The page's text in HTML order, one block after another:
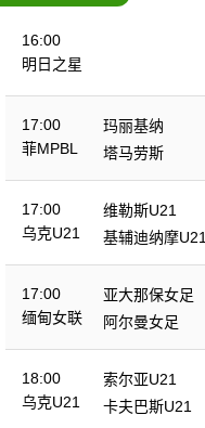
16:00
明日之星
17:00
菲MPBL
玛丽基纳
塔马劳斯
17:00
乌克U21
维勒斯U21
基辅迪纳摩U21
17:00
缅甸女联
亚大那保女足
阿尔曼女足
18:00
乌克U21
索尔亚U21
卡夫巴斯U21